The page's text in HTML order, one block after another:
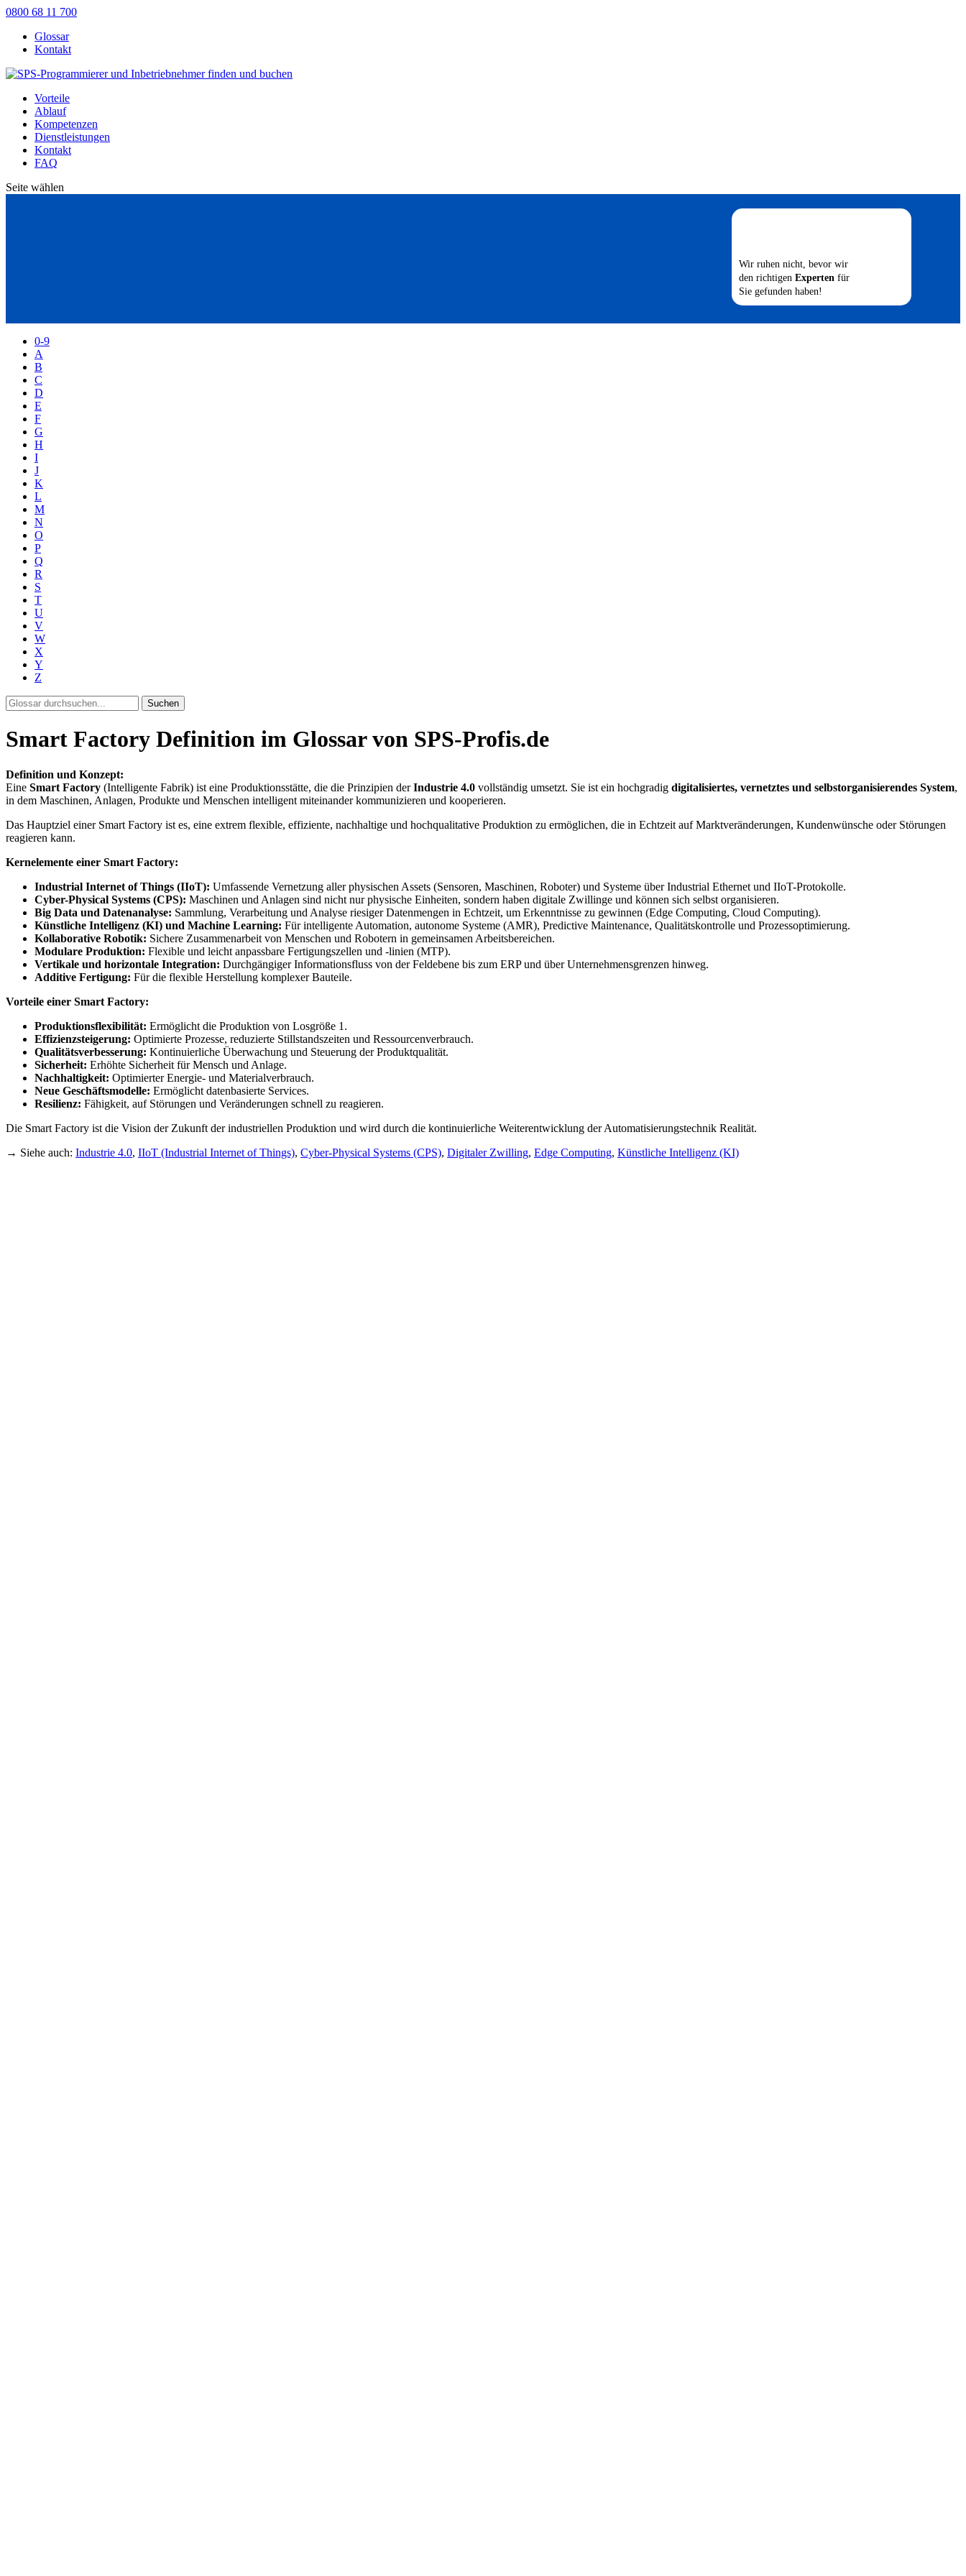
0800 68 11 700
Glossar
Kontakt
Vorteile
Ablauf
Kompetenzen
Dienstleistungen
Kontakt
FAQ
Seite wählen
Wir ruhen nicht, bevor wir
den richtigen Experten für
Sie gefunden haben!
0-9
A
B
C
D
E
F
G
H
I
J
K
L
M
N
O
P
Q
R
S
T
U
V
W
X
Y
Z
Suchen
Smart Factory Definition im Glossar von SPS-Profis.de
Definition und Konzept:
Eine Smart Factory (Intelligente Fabrik) ist eine Produktionsstätte, die die Prinzipien derIndustrie 4.0 vollständig umsetzt. Sie ist ein hochgradig digitalisiertes, vernetztes und selbstorganisierendes System,
in dem Maschinen, Anlagen, Produkte und Menschen intelligent miteinander kommunizieren und kooperieren.
Das Hauptziel einer Smart Factory ist es, eine extrem flexible, effiziente, nachhaltige und hochqualitative Produktion zu ermöglichen, die in Echtzeit auf Marktveränderungen, Kundenwünsche oder Störungen
reagieren kann.
Kernelemente einer Smart Factory:
Industrial Internet of Things (IIoT): Umfassende Vernetzung aller physischen Assets (Sensoren, Maschinen, Roboter) und Systeme über Industrial Ethernet und IIoT-Protokolle.
Cyber-Physical Systems (CPS): Maschinen und Anlagen sind nicht nur physische Einheiten, sondern haben digitale Zwillinge und können sich selbst organisieren.
Big Data und Datenanalyse: Sammlung, Verarbeitung und Analyse riesiger Datenmengen in Echtzeit, um Erkenntnisse zu gewinnen (Edge Computing, Cloud Computing).
Künstliche Intelligenz (KI) und Machine Learning: Für intelligente Automation, autonome Systeme (AMR), Predictive Maintenance, Qualitätskontrolle und Prozessoptimierung.
Kollaborative Robotik: Sichere Zusammenarbeit von Menschen und Robotern in gemeinsamen Arbeitsbereichen.
Modulare Produktion: Flexible und leicht anpassbare Fertigungszellen und -linien (MTP).
Vertikale und horizontale Integration: Durchgängiger Informationsfluss von der Feldebene bis zum ERP und über Unternehmensgrenzen hinweg.
Additive Fertigung: Für die flexible Herstellung komplexer Bauteile.
Vorteile einer Smart Factory:
Produktionsflexibilität: Ermöglicht die Produktion von Losgröße 1.
Effizienzsteigerung: Optimierte Prozesse, reduzierte Stillstandszeiten und Ressourcenverbrauch.
Qualitätsverbesserung: Kontinuierliche Überwachung und Steuerung der Produktqualität.
Sicherheit: Erhöhte Sicherheit für Mensch und Anlage.
Nachhaltigkeit: Optimierter Energie- und Materialverbrauch.
Neue Geschäftsmodelle: Ermöglicht datenbasierte Services.
Resilienz: Fähigkeit, auf Störungen und Veränderungen schnell zu reagieren.
Die Smart Factory ist die Vision der Zukunft der industriellen Produktion und wird durch die kontinuierliche Weiterentwicklung der Automatisierungstechnik Realität.
→ Siehe auch: Industrie 4.0, IIoT (Industrial Internet of Things), Cyber-Physical Systems (CPS), Digitaler Zwilling, Edge Computing, Künstliche Intelligenz (KI)